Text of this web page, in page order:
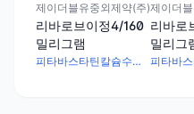
제이더블유중외제약(주)
리바로브이정4/160
밀리그램
피타바스타틴칼슘수화물 4mg · 발사르탄 160mg
제이더
리바로
밀리그